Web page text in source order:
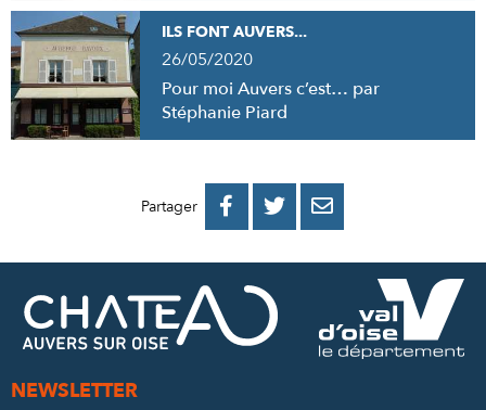
ILS FONT AUVERS...
26/05/2020
Pour moi Auvers c’est… par
Stéphanie Piard
Partager 
PARTAGER
FACEBOOK
PARTAGER
PARTAGER
MAIL
NEWSLETTER